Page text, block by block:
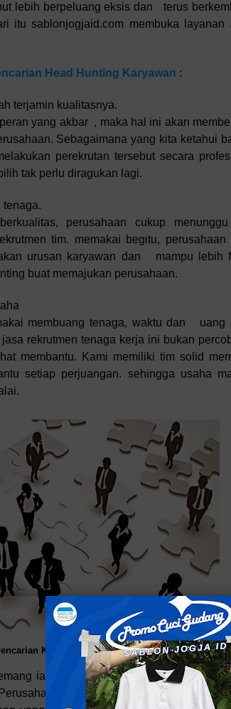
lebih berpeluang eksis dan terus
itu sablonjogjaid.com membuka layanan
Head Hunting Karyawan :
terjamin kualitasnya.
yang akbar , maka hal ini akan
Sebagaimana yang kita ketahui
perekrutan tersebut secara
tak perlu diragukan lagi.
perusahaan cukup
tim. memakai begitu, perusahaan
urusan karyawan dan mampu lebih
buat memajukan perusahaan.
membuang tenaga, waktu dan uang
rekrutmen tenaga kerja ini bukan
membantu. Kami memiliki tim solid
setiap perjuangan. sehingga usaha
Karyawan dan Tenaga Kerja
ialah rekan kerja banyak perusahaan
yang menentukan buat